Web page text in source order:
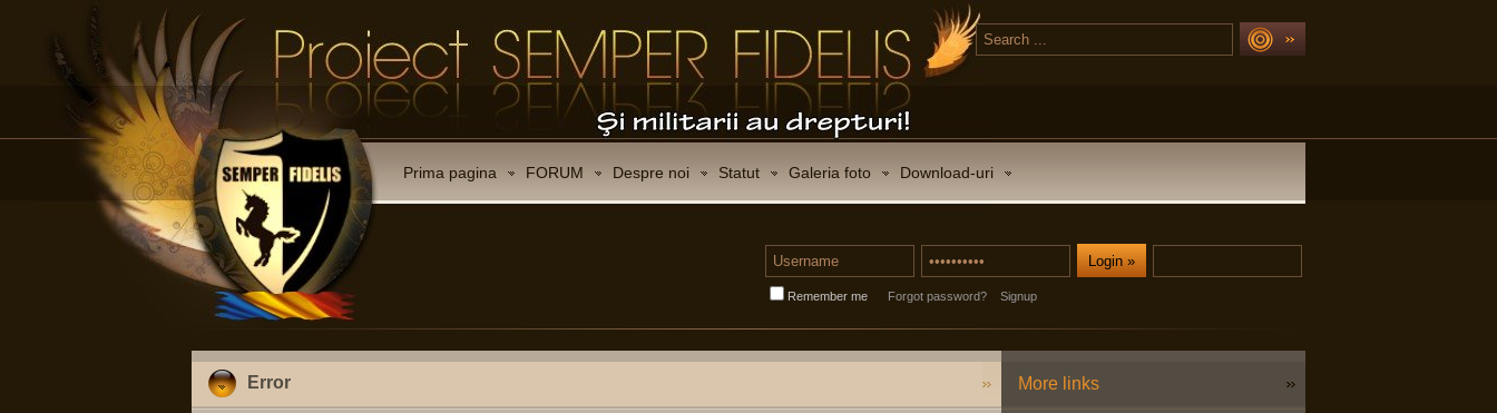
Prima pagina FORUM Despre noi Statut Galeria foto Download-uri
Remember me Forgot password? Signup
Error More links